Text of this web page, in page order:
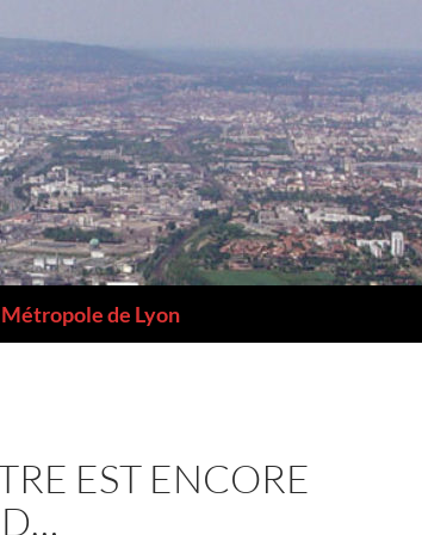
de Lyon
EST ENCORE